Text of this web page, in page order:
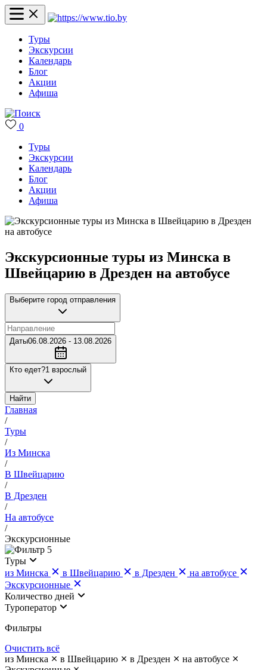
Туры
Экскурсии
Календарь
Блог
Акции
Афиша
0
Туры
Экскурсии
Календарь
Блог
Акции
Афиша
Экскурсионные туры из Минска в
Швейцарию в Дрезден на автобусе
Выберите город отправления
Даты06.08.2026 - 13.08.2026
Кто едет?1 взрослый
Найти
Главная
/
Туры
/
Из Минска
/
В Швейцарию
/
В Дрезден
/
На автобусе
/
Экскурсионные
5
Туры
из Минска
в Швейцарию в Дрезден
на автобусе
Экскурсионные
Количество дней
Туроператор
Фильтры
Очистить всё
из Минска
в Швейцарию в Дрезден
на автобусе